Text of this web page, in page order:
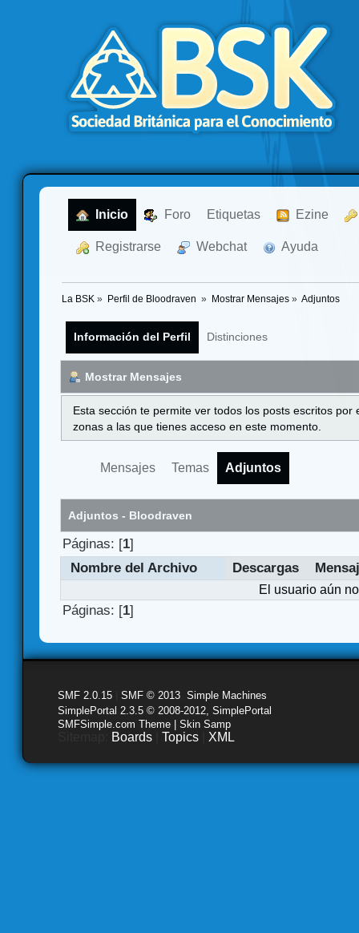
Inicio Foro Etiquetas Ezine
Registrarse Webchat Ayuda
La BSK » Perfil de Bloodraven » Mostrar Mensajes» Adjuntos
Información del Perfil Distinciones
Mostrar Mensajes
Esta sección te permite ver todos los posts escritos
zonas a las que tienes acceso en este momento.
Mensajes Temas Adjuntos
Adjuntos - Bloodraven
Páginas: [1]
Nombre del Archivo
Descargas
El usuario aún
Páginas: [1]
SMF 2.0.15 SMF © 2013 Simple Machines
SimplePortal 2.3.5 © 2008-2012, SimplePortal
SMFSimple.com Theme | Skin Samp
Boards Topics XML